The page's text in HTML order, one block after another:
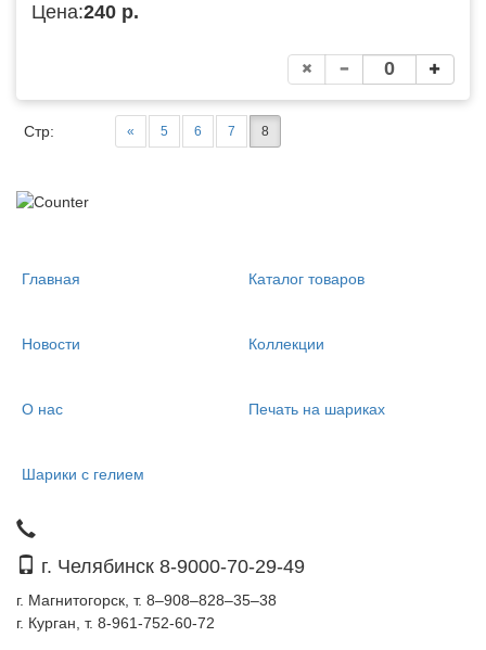
Цена:240 р.
Стр: « 5 6 7 8
Главная Каталог товаров
Новости Коллекции
О нас Печать на шариках
Шарики с гелием
г. Челябинск 8-9000-70-29-49
г. Магнитогорск, т. 8–908–828–35–38
г. Курган, т. 8-961-752-60-72